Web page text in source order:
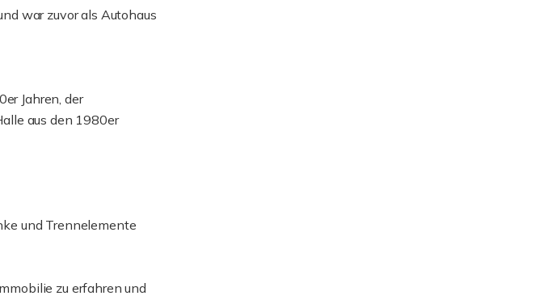
war zuvor als Autohaus
Jahren, der
aus den 1980er
und Trennelemente
zu erfahren und